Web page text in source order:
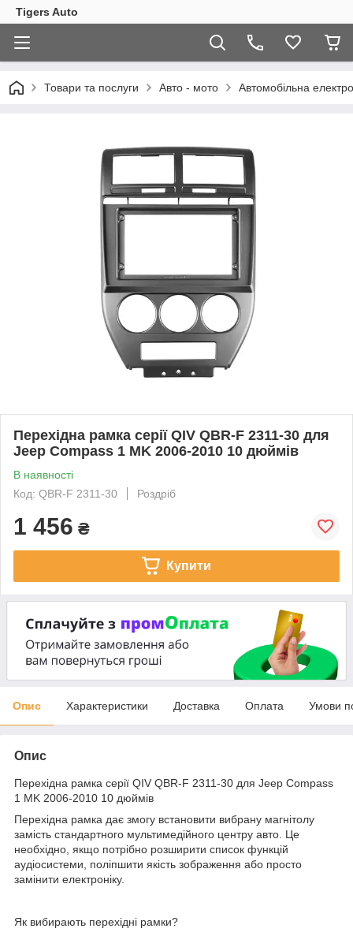
Tigers Auto
Товари та послуги Авто - мото Автомобільна
Перехідна рамка серії QIV QBR-F 2311-30 для
Jeep Compass 1 MK 2006-2010 10 дюймів
В наявності
Код: QBR-F 2311-30
Роздріб
1 456 ₴
Купити
Опис Характеристики Доставка Оплата Умови
Опис
Перехідна рамка серії QIV QBR-F 2311-30 для Jeep Compass
1 MK 2006-2010 10 дюймів
Перехідна рамка дає змогу встановити вибрану магнітолу
замість стандартного мультимедійного центру авто. Це
необхідно, якщо потрібно розширити список функцій
аудіосистеми, поліпшити якість зображення або просто
замінити електроніку.
Як вибирають перехідні рамки?